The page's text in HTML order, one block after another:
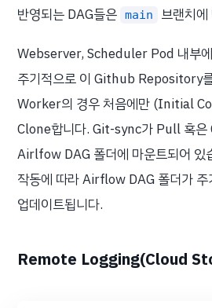
반영되는 DAG들은 main
브랜치
Webserver, Scheduler Pod 내부
주기적으로 이 Github Repository
Worker의 경우 처음에만 (Initial
Clone합니다. Git-sync가 Pull 혹은
Airlfow DAG 폴더에 마운트되어 있
작동에 따라 Airflow DAG 폴더가 주
업데이트됩니다.
Remote Logging(Cloud